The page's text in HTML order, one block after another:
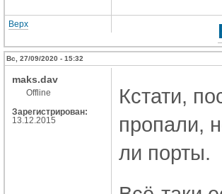
Верх
Вс, 27/09/2020 - 15:32
maks.dav
Offline
Зарегистрирован:
13.12.2015
Кстати,
пропали,
ли порты.